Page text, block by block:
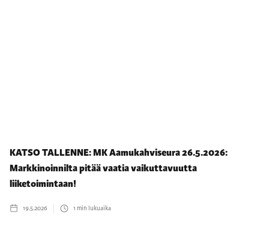
KATSO TALLENNE: MK Aamukahviseura 26.5.2026:
Markkinoinnilta pitää vaatia vaikuttavuutta
liiketoimintaan!
19.5.2026 1 min lukuaika